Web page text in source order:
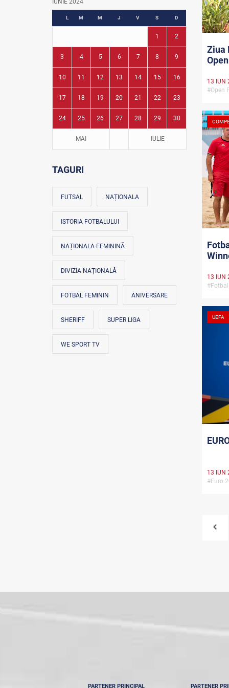
Fotbal în grădinițe
IUNIE 2024
L M M J V S D
1 2
3 4 5 6 7 8 9
10 11 12 13 14 15 16
17 18 19 20 21 22 23
24 25 26 27 28 29 30
MAI IULIE
TAGURI
FUTSAL NAȚIONALA
ISTORIA FOTBALULUI
NAȚIONALA FEMININĂ
DIVIZIA NAȚIONALĂ
FOTBAL FEMININ ANIVERSARE
SHERIFF SUPER LIGA
WE SPORT TV
Ziua
13 IUN
#Open
13 IUN
UEFA
13 IUN
#Euro
PARTENER PRINCIPAL PARTENER